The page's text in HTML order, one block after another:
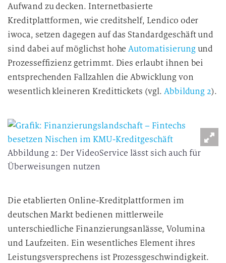
Aufwand zu decken. Internetbasierte
Kreditplattformen, wie creditshelf, Lendico oder
iwoca, setzen dagegen auf das Standardgeschäft und
sind dabei auf möglichst hoheAutomatisierungund
Prozesseffizienz getrimmt. Dies erlaubt ihnen bei
entsprechenden Fallzahlen die Abwicklung von
wesentlich kleineren Kredittickets (vgl. Abbildung 2).
Abbildung 2: Der VideoService lässt sich auch für
Überweisungen nutzen
Die etablierten Online-Kreditplattformen im
deutschen Markt bedienen mittlerweile
unterschiedliche Finanzierungsanlässe, Volumina
und Laufzeiten. Ein wesentliches Element ihres
Leistungsversprechens ist Prozessgeschwindigkeit.